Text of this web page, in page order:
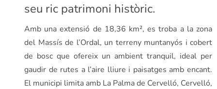
seu ric patrimoni històric.
Amb una extensió de 18,36 km², es troba a la zona
del Massís de l’Ordal, un terreny muntanyós i cobert
de bosc que ofereix un ambient tranquil, ideal per
gaudir de rutes a l’aire lliure i paisatges amb encant.
El municipi limita amb La Palma de Cervelló, Cervelló,